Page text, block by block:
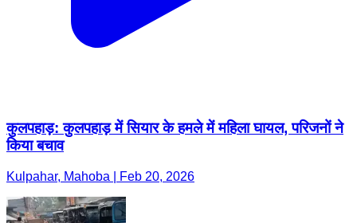
कुलपहाड़: कुलपहाड़ में सियार के हमले में महिला घायल, परिजनों ने
किया बचाव
Kulpahar, Mahoba | Feb 20, 2026